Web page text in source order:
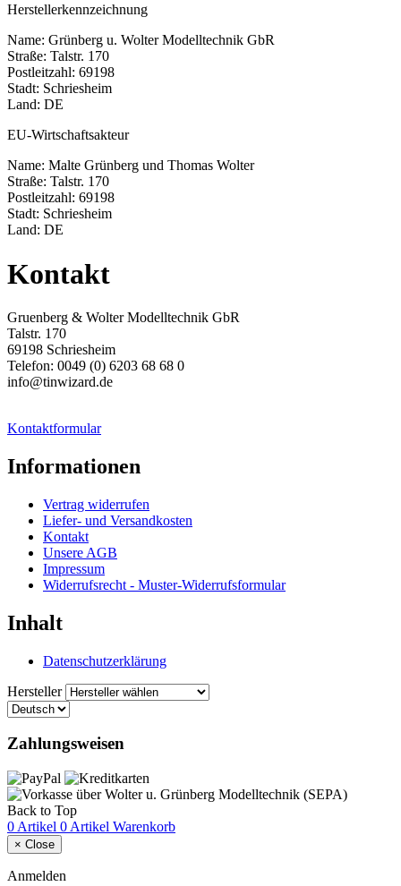
Herstellerkennzeichnung
Name: Grünberg u. Wolter Modelltechnik GbR
Straße: Talstr. 170
Postleitzahl: 69198
Stadt: Schriesheim
Land: DE
EU-Wirtschaftsakteur
Name: Malte Grünberg und Thomas Wolter
Straße: Talstr. 170
Postleitzahl: 69198
Stadt: Schriesheim
Land: DE
Kontakt
Gruenberg & Wolter Modelltechnik GbR
Talstr. 170
69198 Schriesheim
Telefon: 0049 (0) 6203 68 68 0
info@tinwizard.de
Kontaktformular
Informationen
Vertrag widerrufen
Liefer- und Versandkosten
Kontakt
Unsere AGB
Impressum
Widerrufsrecht - Muster-Widerrufsformular
Inhalt
Datenschutzerklärung
Hersteller
Zahlungsweisen
Back to Top
0 Artikel 0 Artikel Warenkorb
× Close
Anmelden